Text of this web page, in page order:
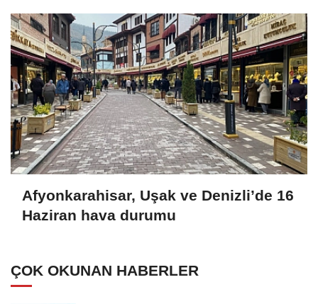
Afyonkarahisar, Uşak ve Denizli’de 16
Haziran hava durumu
ÇOK OKUNAN HABERLER